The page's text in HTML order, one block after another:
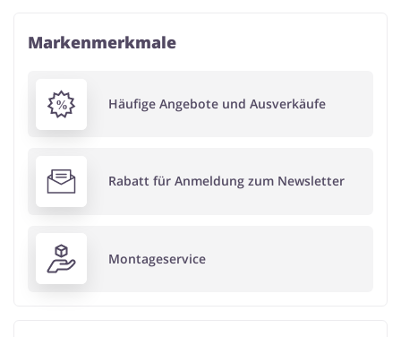
Markenmerkmale
Häufige Angebote und Ausverkäufe
Rabatt für Anmeldung zum Newsletter
Montageservice